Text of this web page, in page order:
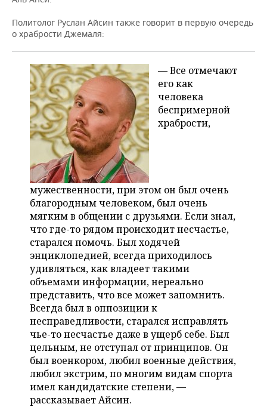
Политолог Руслан Айсин также говорит в первую очередь
о храбрости Джемаля:
— Все отмечают
его как
человека
беспримерной
храбрости,
мужественности, при этом он был очень
благородным человеком, был очень
мягким в общении с друзьями. Если знал,
что где-то рядом происходит несчастье,
старался помочь. Был ходячей
энциклопедией, всегда приходилось
удивляться, как владеет такими
объемами информации, нереально
представить, что все может запомнить.
Всегда был в оппозиции к
несправедливости, старался исправлять
чье-то несчастье даже в ущерб себе. Был
цельным, не отступал от принципов. Он
был военкором, любил военные действия,
любил экстрим, по многим видам спорта
имел кандидатские степени, —
рассказывает Айсин.